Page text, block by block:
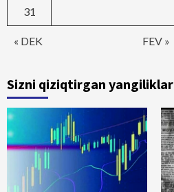
« DEK FEV »
31
Sizni qiziqtirgan yangiliklar